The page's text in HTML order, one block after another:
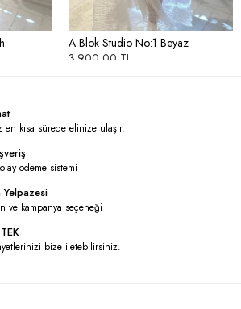
A Blok Studio No:1 Beyaz
3.900,00 TL
kısa sürede elinize ulaşır.
ödeme sistemi
ve kampanya seçeneği
bize iletebilirsiniz.